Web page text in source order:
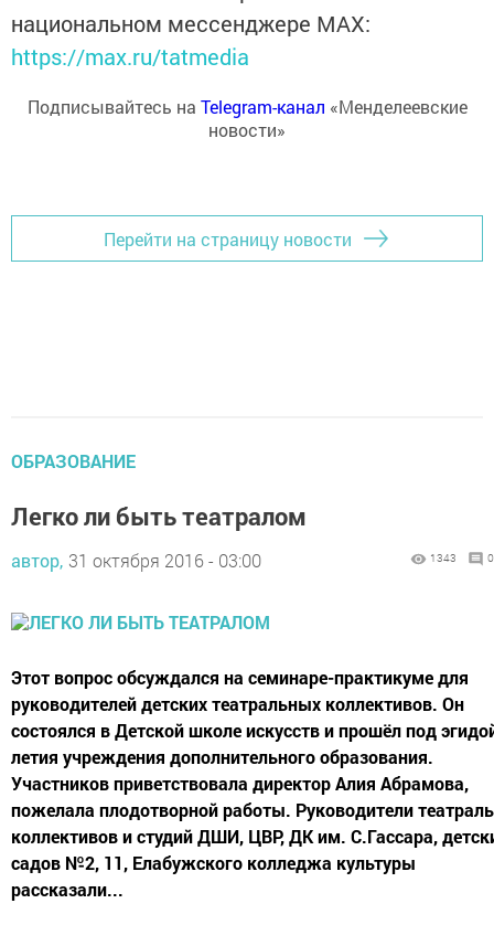
национальном мессенджере MАХ:
https://max.ru/tatmedia
Подписывайтесь на Telegram-канал «Менделеевские
новости»
Перейти на страницу новости
ОБРАЗОВАНИЕ
Легко ли быть театралом
автор, 31 октября 2016 - 03:00 1343 0
Этот вопрос обсуждался на семинаре-практикуме для
руководителей детских театральных коллективов. Он
состоялся в Детской школе искусств и прошёл под
летия учреждения дополнительного образования.
Участников приветствовала директор Алия Абрамова,
пожелала плодотворной работы. Руководители
коллективов и студий ДШИ, ЦВР, ДК им. С.Гассара,
садов №2, 11, Елабужского колледжа культуры
рассказали...